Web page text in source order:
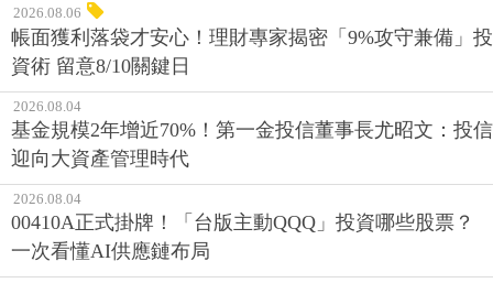
2026.08.06
帳面獲利落袋才安心！理財專家揭密「9%攻守兼備」投
資術 留意8/10關鍵日
2026.08.04
基金規模2年增近70%！第一金投信董事長尤昭文：投信
迎向大資產管理時代
2026.08.04
00410A正式掛牌！「台版主動QQQ」投資哪些股票？
一次看懂AI供應鏈布局